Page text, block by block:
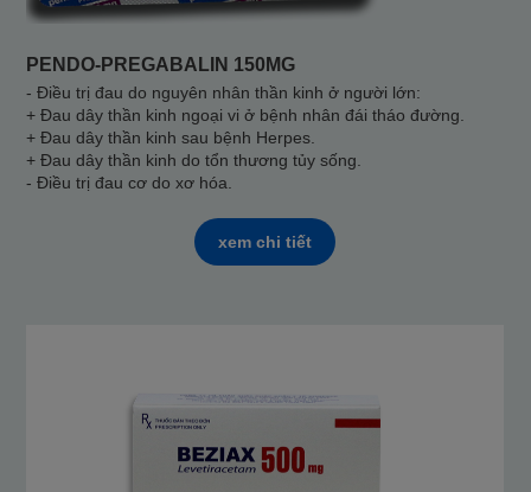
PENDO-PREGABALIN 150MG
- Điều trị đau do nguyên nhân thần kinh ở người lớn:
+ Đau dây thần kinh ngoại vi ở bệnh nhân đái tháo đường.
+ Đau dây thần kinh sau bệnh Herpes.
+ Đau dây thần kinh do tổn thương tủy sống.
- Điều trị đau cơ do xơ hóa.
xem chi tiết